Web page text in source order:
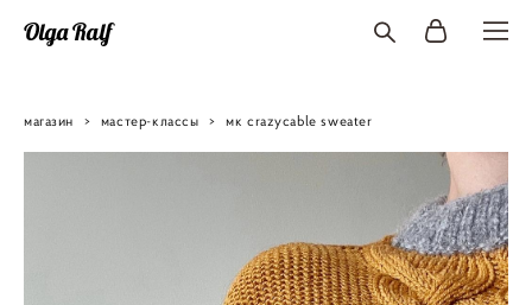
Olga Ralf
магазин > мастер-классы > мк crazycable sweater